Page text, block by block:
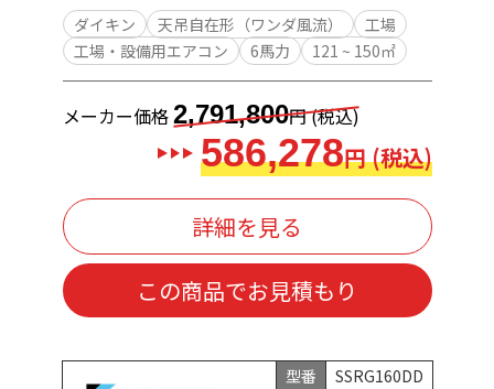
ダイキン 天吊自在形（ワンダ風流）
工場
工場・設備用エアコン
6馬力 121 ~ 150㎡
メーカー価格2,791,800円 (税込)
586,278円 (税込)
詳細を見る
この商品でお見積もり
型番 SSRG160DD